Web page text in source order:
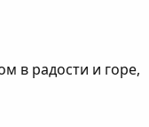
в радости и горе,